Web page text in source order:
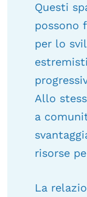
Questi
possono
per lo
Allo
a
risorse
La